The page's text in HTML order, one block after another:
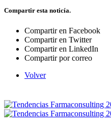
Compartir esta noticía.
Compartir en Facebook
Compartir en Twitter
Compartir en LinkedIn
Compartir por correo
Volver